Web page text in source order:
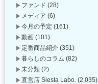
ファンド (28)
メディア (6)
今月の予定 (161)
動画 (101)
定番商品紹介 (351)
暮らしのコラム (82)
未分類 (2)
直営店 Siesta Labo. (2,035)